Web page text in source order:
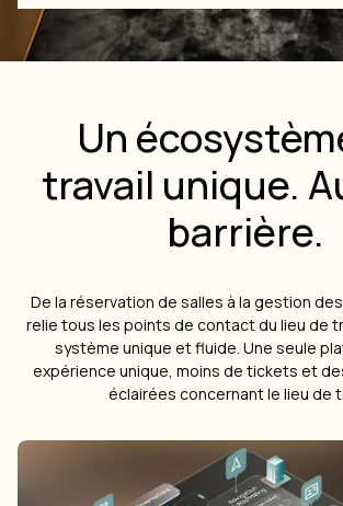
Un
travail unique.
barrière.
De la réservation de salles à la gestion
relie tous les points de contact du lieu de
système unique et fluide. Une seule
expérience unique, moins de tickets et
éclairées concernant le lieu de